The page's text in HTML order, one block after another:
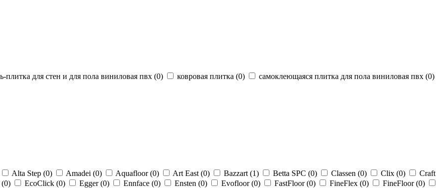
плитка для стен и для пола виниловая пвх (0) ковровая плитка (0) самоклеющаяся плитка для пола виниловая пвх (0)
Alta Step (0) Amadei (0) Aquafloor (0) Art East (0) Bazzart (1) Betta SPC (0) Classen (0) Clix (0)
Craft
(0) EcoClick (0) Egger (0) Ennface (0) Ensten (0) Evofloor (0) FastFloor (0) FineFlex (0) FineFloor (0)